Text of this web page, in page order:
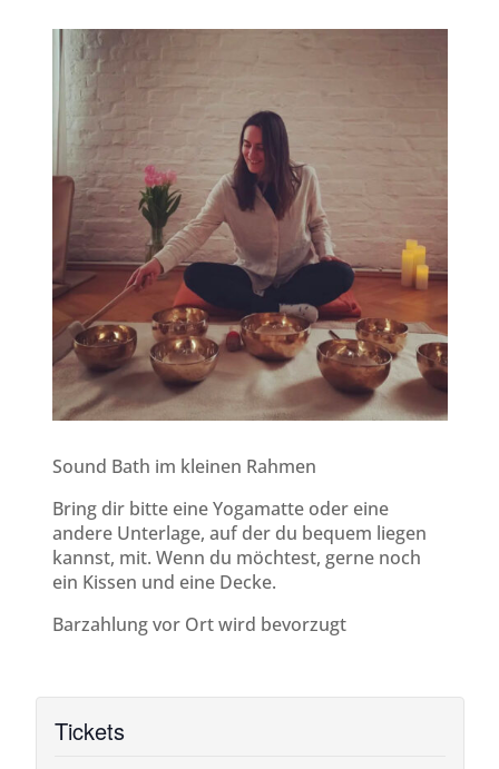
Sound Bath im kleinen Rahmen
Bring dir bitte eine Yogamatte oder eine
andere Unterlage, auf der du bequem liegen
kannst, mit. Wenn du möchtest, gerne noch
ein Kissen und eine Decke.
Barzahlung vor Ort wird bevorzugt
Tickets